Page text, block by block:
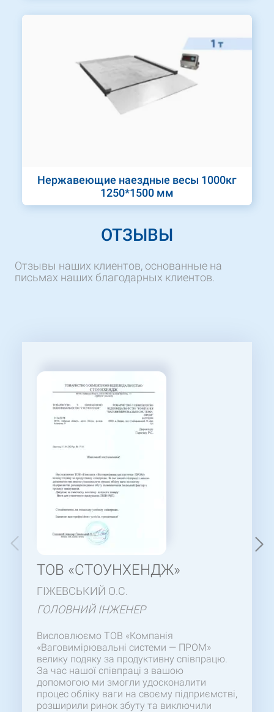
Нержавеющие наездные весы 1000кг
1250*1500 мм
ОТЗЫВЫ
Отзывы наших клиентов, основанные на
письмах наших благодарных клиентов.
ТОВ «СТОУНХЕНДЖ»
ГІЖЕВСЬКИЙ О.С.
ГОЛОВНИЙ ІНЖЕНЕР
Висловлюємо ТОВ «Компанія
«Ваговимірювальні системи — ПРОМ»
велику подяку за продуктивну співпрацю.
За час нашої співпраці з вашою
допомогою ми змогли удосконалити
процес обліку ваги на своєму підприємстві,
розширили ринок збуту та виключили